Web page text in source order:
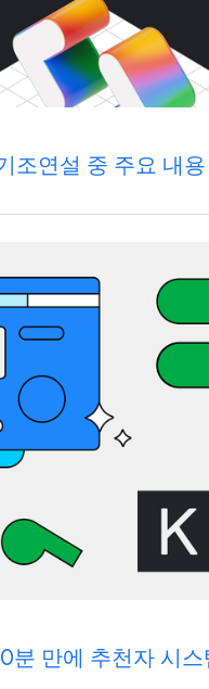
조연설 중 주요 내용
분 만에 추천자 시